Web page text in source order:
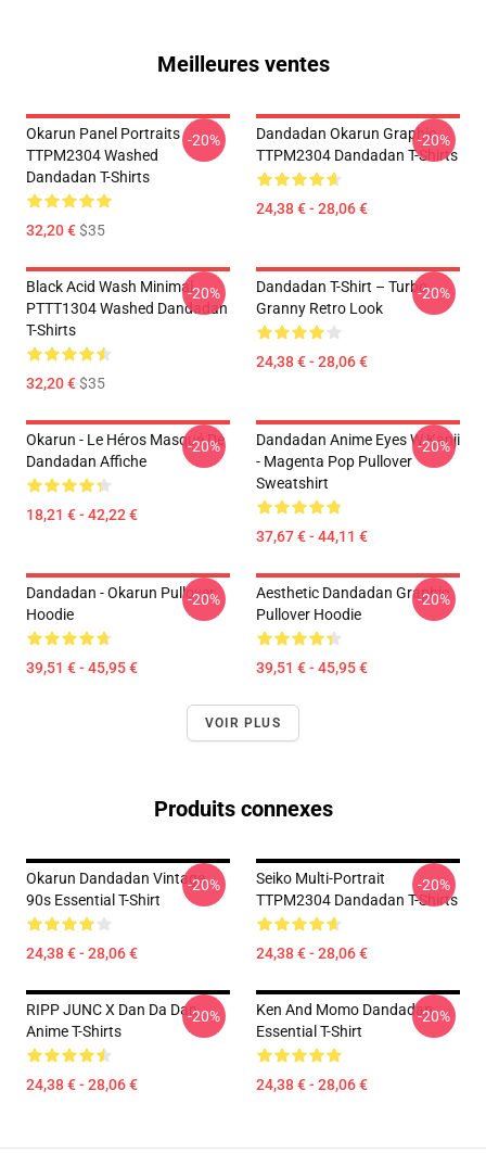
Meilleures ventes
Okarun Panel Portraits
TTPM2304 Washed
Dandadan T-Shirts
32,20 €$35
-20%
Dandadan Okarun Graphic
TTPM2304 Dandadan T-Shirts
24,38 € - 28,06 €
-20%
Black Acid Wash Minimal
PTTT1304 Washed Dandadan
T-Shirts
32,20 €$35
-20%
Dandadan T-Shirt – Turbo
Granny Retro Look
24,38 € - 28,06 €
-20%
Okarun - Le Héros Masqué De
Dandadan Affiche
18,21 € - 42,22 €
-20%
Dandadan Anime Eyes W Kanji
- Magenta Pop Pullover
Sweatshirt
37,67 € - 44,11 €
-20%
Dandadan - Okarun Pullover
Hoodie
39,51 € - 45,95 €
-20%
Aesthetic Dandadan Graphic
Pullover Hoodie
39,51 € - 45,95 €
-20%
VOIR PLUS
Produits connexes
Okarun Dandadan Vintage
90s Essential T-Shirt
24,38 € - 28,06 €
-20%
Seiko Multi-Portrait
TTPM2304 Dandadan T-Shirts
24,38 € - 28,06 €
-20%
RIPP JUNC X Dan Da Dan
Anime T-Shirts
24,38 € - 28,06 €
-20%
Ken And Momo Dandadan
Essential T-Shirt
24,38 € - 28,06 €
-20%